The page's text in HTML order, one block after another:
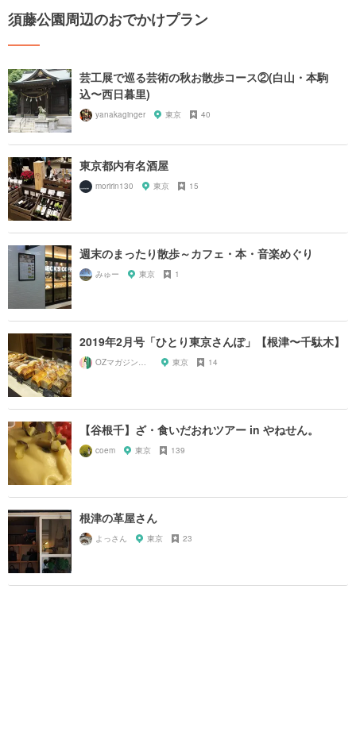
須藤公園周辺のおでかけプラン
芸工展で巡る芸術の秋お散歩コース②(白山・本駒
込〜西日暮里)
yanakaginger 東京 40
東京都内有名酒屋
moririn130 東京 15
週末のまったり散歩～カフェ・本・音楽めぐり
みゅー 東京 1
2019年2月号「ひとり東京さんぽ」【根津〜千駄木】
東京 14
【谷根千】ざ・食いだおれツアー in やねせん。
coem 東京 139
根津の革屋さん
よっさん 東京 23